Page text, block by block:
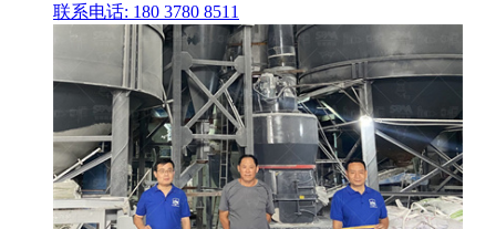
联系电话: 180 3780 8511